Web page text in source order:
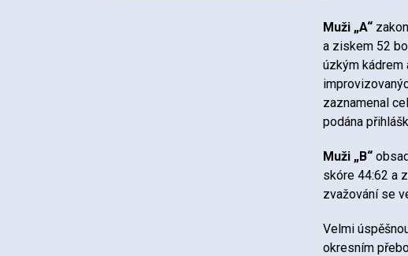
Muži „A“
a ziskem 52
úzkým kádrem
zaznamenal
podána
Muži „B“
skóre 44:62 a
zvažování se
Velmi
okresním